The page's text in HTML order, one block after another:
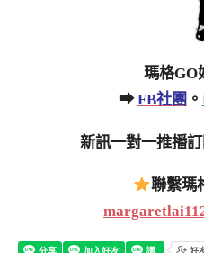
瑪格GO
➡FB社團 。
新訊一對一推播
聯繫瑪